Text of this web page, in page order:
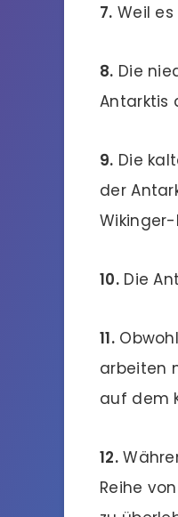
7. Weil
8. Die
Antarktis
9. Die
der
10.Die
11.
arbeiten
auf dem
12.
Reihe